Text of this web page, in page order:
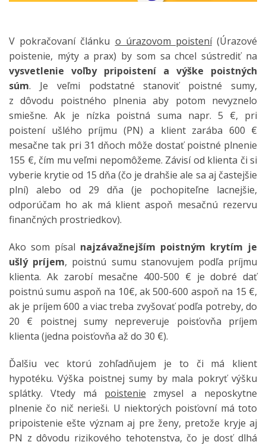
V pokračovaní článku o úrazovom poistení(Úrazové
poistenie, mýty a prax) by som sa chcel sústrediť na
vysvetlenie voľby pripoistení a výške poistných
súm. Je veľmi podstatné stanoviť poistné sumy,
z dôvodu poistného plnenia aby potom nevyznelo
smiešne.Ak je nízka poistná suma napr. 5 €, pri
poistení ušlého príjmu (PN) a klient zarába 600 €
mesačne tak pri 31 dňoch môže dostať poistné plnenie
155 €, čím mu veľmi nepomôžeme. Závisí od klienta či si
vyberie krytie od 15 dňa (čo je drahšie ale sa aj častejšie
plní) alebo od 29 dňa (je pochopiteľne lacnejšie,
odporúčam ho ak má klient aspoň mesačnú rezervu
finančných prostriedkov).
Ako som písal najzávažnejším poistným krytím je
ušlý príjem, poistnú sumu stanovujem podľa príjmu
klienta. Ak zarobí mesačne 400-500 € je dobré dať
poistnú sumu aspoň na 10€, ak 500-600 aspoň na 15 €,
ak je príjem 600 a viac treba zvyšovať podľa potreby, do
20 € poistnej sumy nepreveruje poisťovňa príjem
klienta (jedna poisťovňa až do 30 €).
Ďalšiu vec ktorú zohľadňujem je to či má klient
hypotéku. Výška poistnej sumy by mala pokryť výšku
splátky. Vtedy má poistenie zmysel a neposkytne
plnenie čo nič nerieši. U niektorých poisťovní má toto
pripoistenie ešte význam aj pre ženy, pretože kryje aj
PN z dôvodu rizikového tehotenstva, čo je dosť dlhá